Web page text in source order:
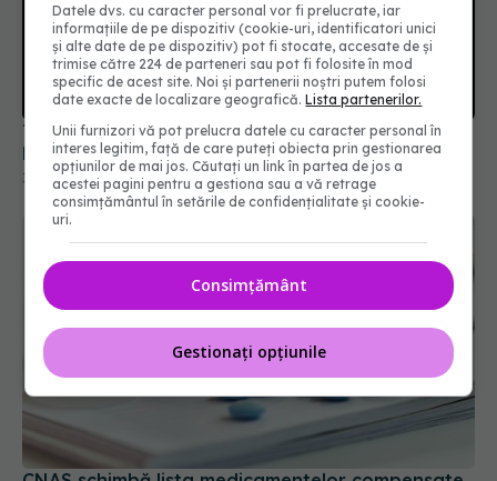
Tragedie în lumea fotbalului. A murit Franco
Baresi, legenda lui AC Milan
31 iul 2026, 09:52
CNAS schimbă lista medicamentelor compensate
prin programele naționale. Ce tratamente noi
intră din august
Datele dvs. cu caracter personal vor fi prelucrate, iar
informațiile de pe dispozitiv (cookie-uri, identificatori unici
și alte date de pe dispozitiv) pot fi stocate, accesate de și
trimise către 224 de parteneri sau pot fi folosite în mod
specific de acest site. Noi și partenerii noștri putem folosi
date exacte de localizare geografică.Lista partenerilor.
Unii furnizori vă pot prelucra datele cu caracter personal în
interes legitim, față de care puteți obiecta prin gestionarea
opțiunilor de mai jos. Căutați un link în partea de jos a
acestei pagini pentru a gestiona sau a vă retrage
consimțământul în setările de confidențialitate și cookie-
uri.
Consimțământ
Gestionați opțiunile